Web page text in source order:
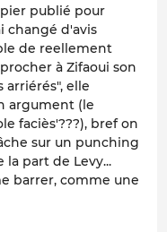
publié pour
changé d'avis
de reellement
à Zifaoui son
elle
argument (le
faciès'???), bref on
sur un punching
part de Levy...
barrer, comme une